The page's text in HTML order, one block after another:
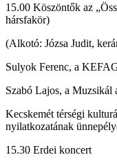
15.00 Köszöntők az
hársfakör)
(Alkotó: Józsa Judit,
Sulyok Ferenc, a
Szabó Lajos, a
Kecskemét térségi
nyilatkozatának
15.30 Erdei koncert